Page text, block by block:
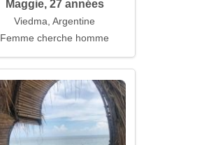
Maggie, 27 années
Viedma, Argentine
Femme cherche homme